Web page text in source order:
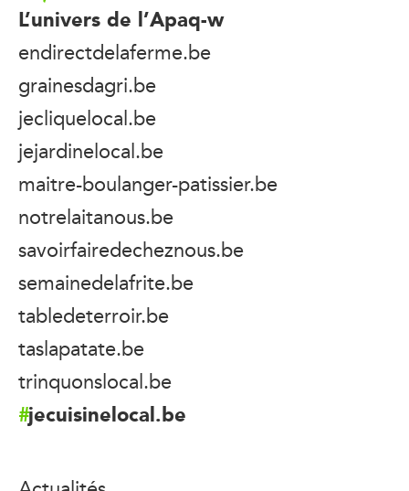
L’univers de l’Apaq-w
endirectdelaferme.be
grainesdagri.be
jecliquelocal.be
jejardinelocal.be
maitre-boulanger-patissier.be
notrelaitanous.be
savoirfairedecheznous.be
semainedelafrite.be
tabledeterroir.be
taslapatate.be
trinquonslocal.be
jecuisinelocal.be